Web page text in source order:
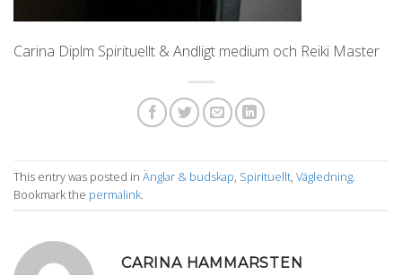
Carina Diplm Spirituellt & Andligt medium och Reiki Master
This entry was posted in Änglar & budskap, Spirituellt, Vägledning.
Bookmark the permalink.
CARINA HAMMARSTEN